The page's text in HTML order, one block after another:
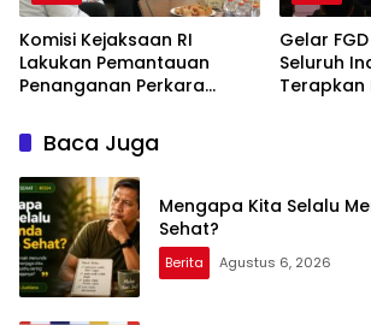
Komisi Kejaksaan RI
Lakukan Pemantauan
Penanganan Perkara
yang Melibatkan Mantan
Jampidsus, FA di
Kejaksaan Agung
Gelar
Seluruh
Terapkan
Baca Juga
Mengapa Kita Selalu
Sehat?
Berita Agustus 6, 2026